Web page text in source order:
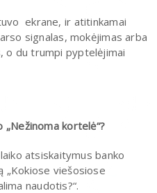
ekrane, ir atitinkamai
signalas, mokėjimas arba
o du trumpi pyptelėjimai
kortelė“?
atsiskaitymus banko
„Kokiose viešosiose
naudotis?“.